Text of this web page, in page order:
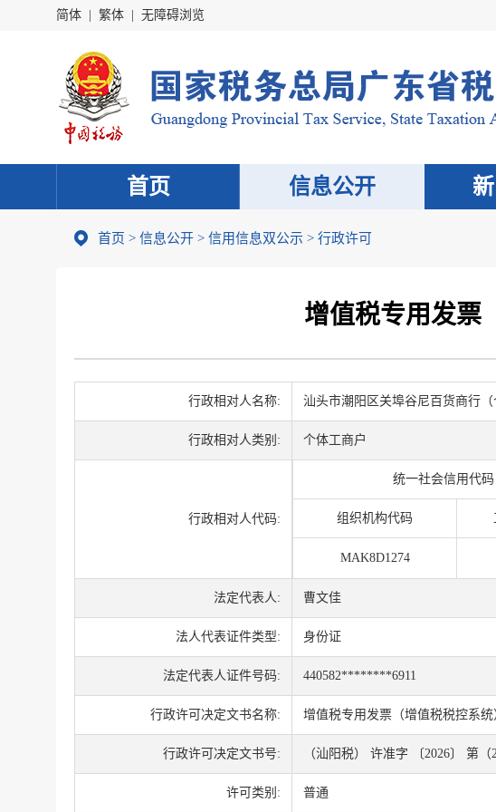
简体 繁体 无障碍浏览
首页 信息公开
首页 > 信息公开 > 信用信息双公示 > 行政许可
增值税专用发票
行政相对人名称: 汕头市潮阳区关埠谷尼百货商行（
行政相对人类别: 个体工商户
行政相对人代码:
统一社会信用代码
组织机构代码
MAK8D1274
法定代表人: 曹文佳
法人代表证件类型: 身份证
法定代表人证件号码: 440582********6911
行政许可决定文书名称: 增值税专用发票（增值税税控系
行政许可决定文书号: （汕阳税） 许准字 〔2026〕 第（
许可类别: 普通